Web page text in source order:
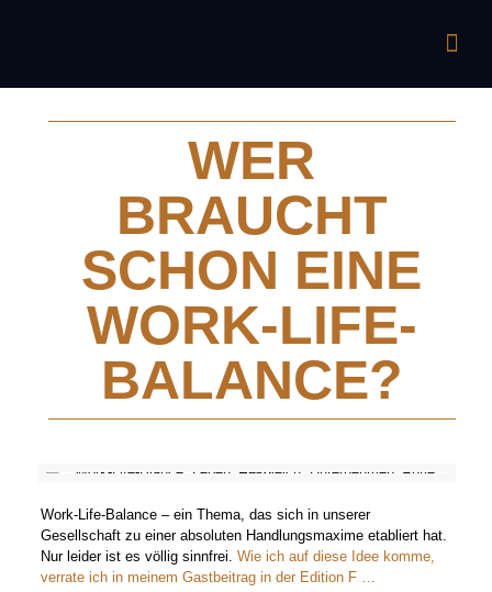
WER
BRAUCHT
SCHON EINE
WORK-LIFE-
BALANCE?
Work-Life-Balance – ein Thema, das sich in unserer
Gesellschaft zu einer absoluten Handlungsmaxime etabliert hat.
Nur leider ist es völlig sinnfrei.Wie ich auf diese Idee komme,
verrate ich in meinem Gastbeitrag in der Edition F …